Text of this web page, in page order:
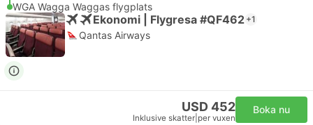
WGA Wagga Waggas flygplats
Ekonomi | Flygresa #QF462 +1
Qantas Airways
USD 452
Inklusive skatter per vuxen
Boka nu